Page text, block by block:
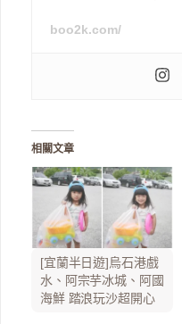
boo2k.com/
相關文章
[宜蘭半日遊]烏石港戲
水、阿宗芋冰城、阿國
海鮮 踏浪玩沙超開心